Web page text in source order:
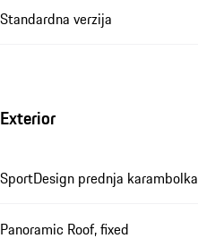
Standardna verzija
Exterior
SportDesign prednja karambolka
Panoramic Roof, fixed